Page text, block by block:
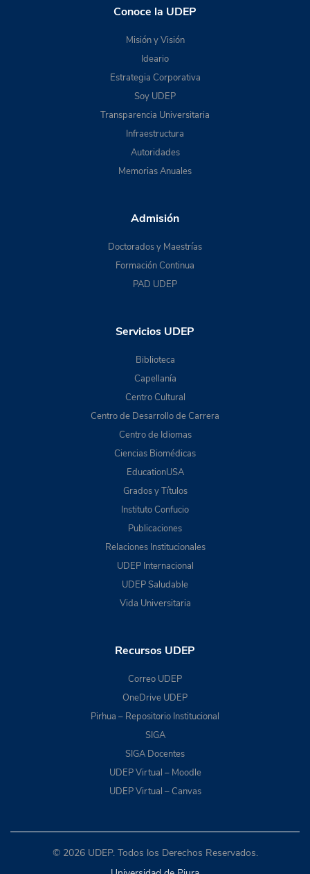
Conoce la UDEP
Misión y Visión
Ideario
Estrategia Corporativa
Soy UDEP
Transparencia Universitaria
Infraestructura
Autoridades
Memorias Anuales
Admisión
Doctorados y Maestrías
Formación Continua
PAD UDEP
Servicios UDEP
Biblioteca
Capellanía
Centro Cultural
Centro de Desarrollo de Carrera
Centro de Idiomas
Ciencias Biomédicas
EducationUSA
Grados y Títulos
Instituto Confucio
Publicaciones
Relaciones Institucionales
UDEP Internacional
UDEP Saludable
Vida Universitaria
Recursos UDEP
Correo UDEP
OneDrive UDEP
Pirhua – Repositorio Institucional
SIGA
SIGA Docentes
UDEP Virtual – Moodle
UDEP Virtual – Canvas
© 2026 UDEP. Todos los Derechos Reservados.